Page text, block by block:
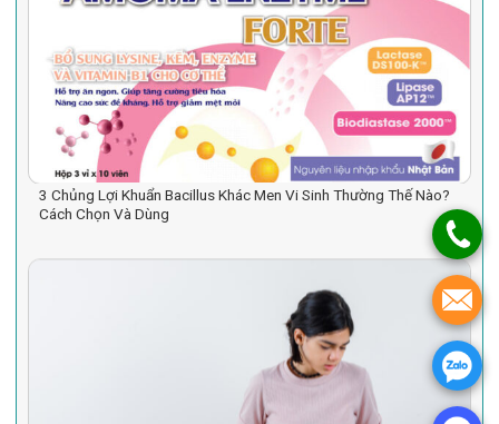
3 Chủng Lợi Khuẩn Bacillus Khác Men Vi Sinh Thường Thế Nào?
Cách Chọn Và Dùng